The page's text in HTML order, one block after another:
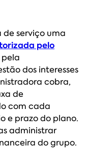
serviço uma
pelo
pela
dos interesses
cobra,
de
com cada
e prazo do plano.
administrar
do grupo.